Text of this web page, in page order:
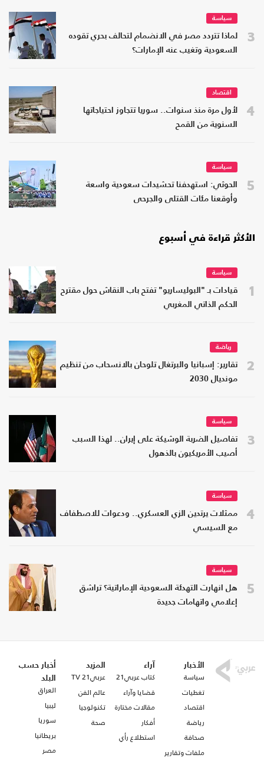
3
سياسة
لماذا تتردد مصر في الانضمام لتحالف بحري تقوده
السعودية وتغيب عنه الإمارات؟
4
اقتصاد
لأول مرة منذ سنوات.. سوريا تتجاوز احتياجاتها
السنوية من القمح
5
سياسة
الحوثي: استهدفنا تحشيدات سعودية واسعة
وأوقعنا مئات القتلى والجرحى
الأكثر قراءة في أسبوع
1
سياسة
قيادات بـ "البوليساريو" تفتح باب النقاش حول مقترح
الحكم الذاتي المغربي
2
رياضة
تقارير: إسبانيا والبرتغال تلوحان بالانسحاب من تنظيم
مونديال 2030
3
سياسة
تفاصيل الضربة الوشيكة على إيران.. لهذا السبب
أصيب الأمريكيون بالذهول
4
سياسة
ممثلات يرتدين الزي العسكري.. ودعوات للاصطفاف
مع السيسي
5
سياسة
هل انهارت التهدئة السعودية الإماراتية؟ تراشق
إعلامي واتهامات جديدة
الأخبار
سياسة
تغطيات
اقتصاد
رياضة
صحافة
ملفات وتقارير
آراء
كتاب عربي21
قضايا وآراء
مقالات مختارة
أفكار
استطلاع رأي
المزيد
عربي21 TV
عالم الفن
تكنولوجيا
صحة
أخبار حسب
البلد
العراق
ليبيا
سوريا
بريطانيا
مصر